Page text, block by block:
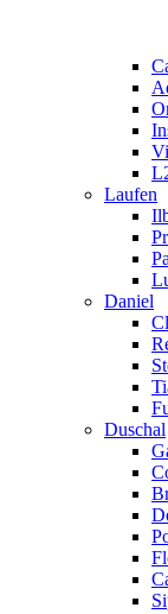
Laufen
Daniel
Duschal